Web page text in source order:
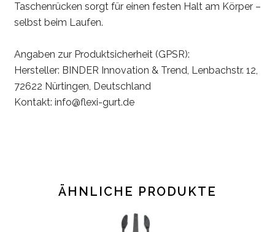
Taschenrücken sorgt für einen festen Halt am Körper –
selbst beim Laufen.
Angaben zur Produktsicherheit (GPSR):
Hersteller: BINDER Innovation & Trend, Lenbachstr. 12,
72622 Nürtingen, Deutschland
Kontakt: info@flexi-gurt.de
ÄHNLICHE PRODUKTE